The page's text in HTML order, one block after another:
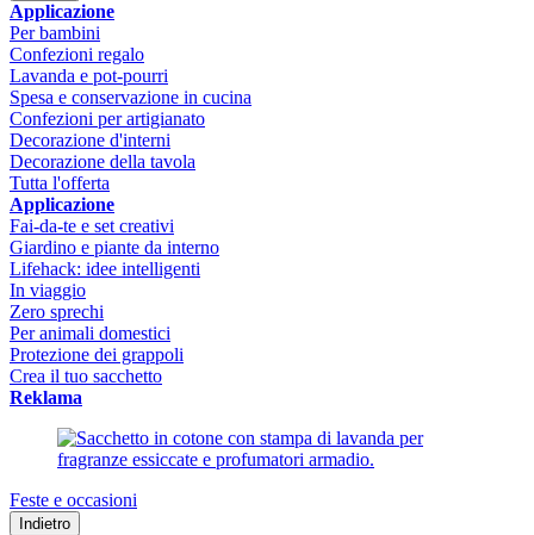
Applicazione
Per bambini
Confezioni regalo
Lavanda e pot-pourri
Spesa e conservazione in cucina
Confezioni per artigianato
Decorazione d'interni
Decorazione della tavola
Tutta l'offerta
Applicazione
Fai-da-te e set creativi
Giardino e piante da interno
Lifehack: idee intelligenti
In viaggio
Zero sprechi
Per animali domestici
Protezione dei grappoli
Crea il tuo sacchetto
Reklama
Feste e occasioni
Indietro